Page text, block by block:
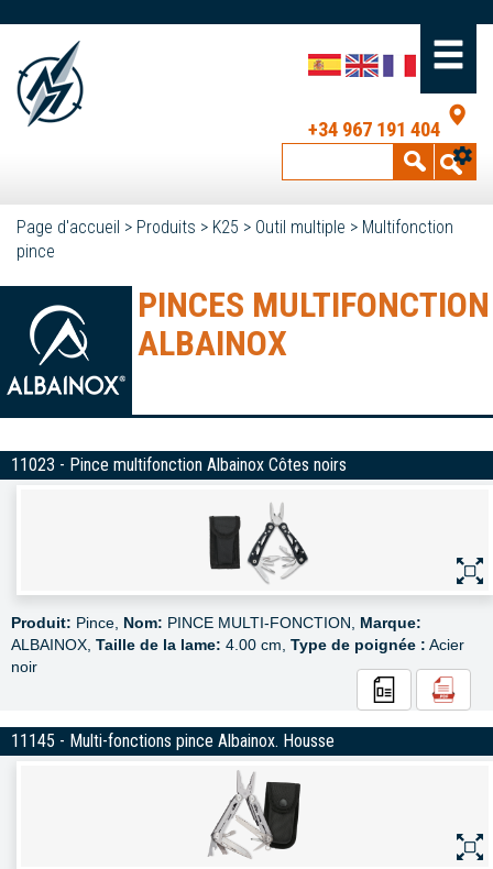
+34 967 191 404
Page d'accueil > Produits > K25 > Outil multiple > Multifonction
pince
PINCES MULTIFONCTION
ALBAINOX
11023 - Pince multifonction Albainox Côtes noirs
Produit: Pince, Nom: PINCE MULTI-FONCTION, Marque:
ALBAINOX, Taille de la lame: 4.00 cm, Type de poignée : Acier
noir
11145 - Multi-fonctions pince Albainox. Housse